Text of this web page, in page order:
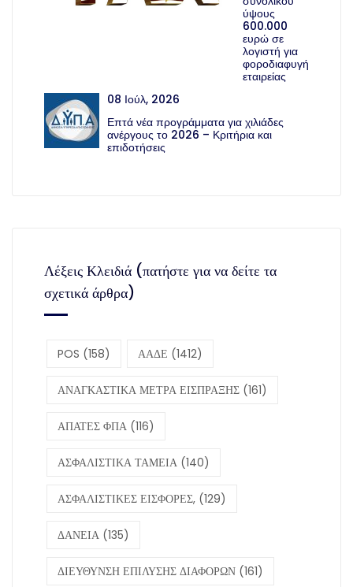
ύψους
600.000
ευρώ σε
λογιστή για
φοροδιαφυγή
εταιρείας
08 Ιούλ, 2026
Επτά νέα προγράμματα για χιλιάδες
ανέργους το 2026 – Κριτήρια και
επιδοτήσεις
Λέξεις Κλειδιά (πατήστε για να δείτε τα
σχετικά άρθρα)
POS (158) ΑΑΔΕ (1412)
ΑΝΑΓΚΑΣΤΙΚΑ ΜΕΤΡΑ ΕΙΣΠΡΑΞΗΣ (161)
ΑΠΑΤΕΣ ΦΠΑ (116)
ΑΣΦΑΛΙΣΤΙΚΑ ΤΑΜΕΙΑ (140)
ΑΣΦΑΛΙΣΤΙΚΕΣ ΕΙΣΦΟΡΕΣ, (129)
ΔΑΝΕΙΑ (135)
ΔΙΕΥΘΥΝΣΗ ΕΠΙΛΥΣΗΣ ΔΙΑΦΟΡΩΝ (161)